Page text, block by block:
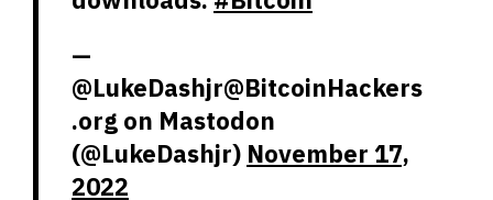
—
@LukeDashjr@BitcoinHackers
.org on Mastodon
(@LukeDashjr) November 17,
2022